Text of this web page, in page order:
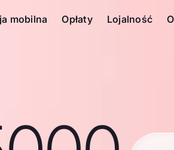
mobilna Opłaty Lojalność O